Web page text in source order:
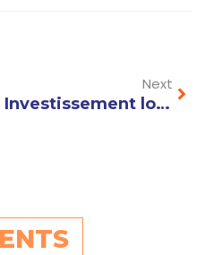
Next
Investissement locatif à Aix-les-Bains : performance et sérénité sur le Lac du Bourget